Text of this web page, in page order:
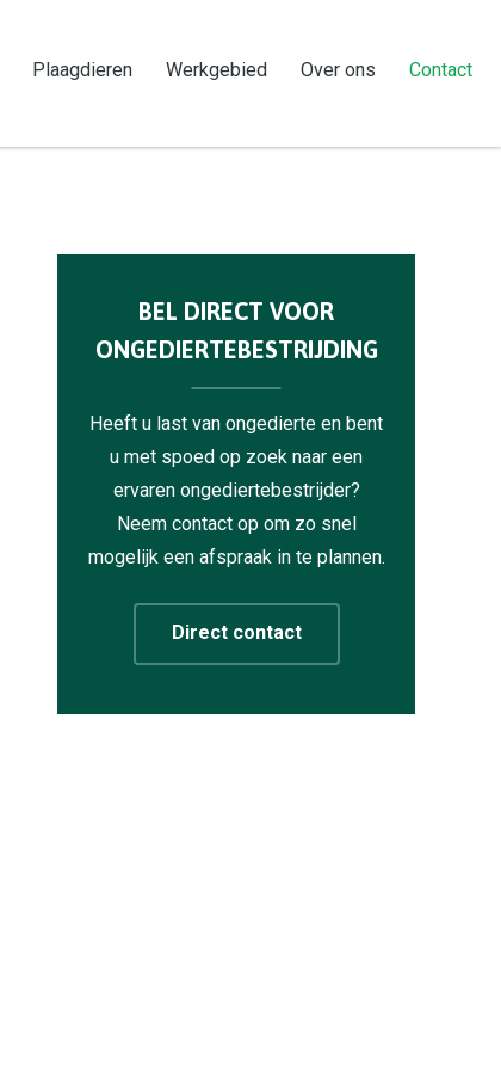
Plaagdieren Werkgebied Over ons Contact
BEL DIRECT VOOR
ONGEDIERTEBESTRIJDING
Heeft u last van ongedierte en bent
u met spoed op zoek naar een
ervaren ongediertebestrijder?
Neem contact op om zo snel
mogelijk een afspraak in te plannen.
Direct contact